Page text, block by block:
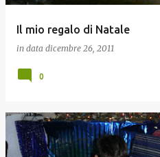
Il mio regalo di Natale
in data dicembre 26, 2011
0